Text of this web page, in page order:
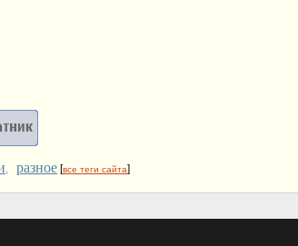
, разное [все теги сайта]